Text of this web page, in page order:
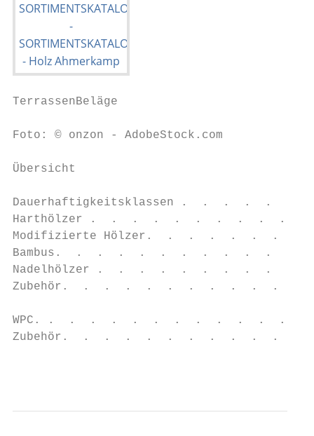
TerrassenBeläge
Foto: © onzon - AdobeStock.com
Übersicht
Dauerhaftigkeitsklassen .  .
Harthölzer .  .  .  .  .  .  .  .  .
Modifizierte Hölzer.  .  .  .  .
Bambus.  .  .  .  .  .  .  .  .  .
Nadelhölzer .  .  .  .  .  .  .  .
Zubehör.  .  .  .  .  .  .  .  .  .
WPC. .  .  .  .  .  .  .  .  .  .  .
Zubehör.  .  .  .  .  .  .  .  .  .